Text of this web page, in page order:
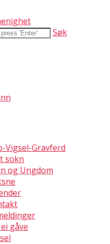
Søk
Vigsel-Gravferd
sokn
og Ungdom
gåve